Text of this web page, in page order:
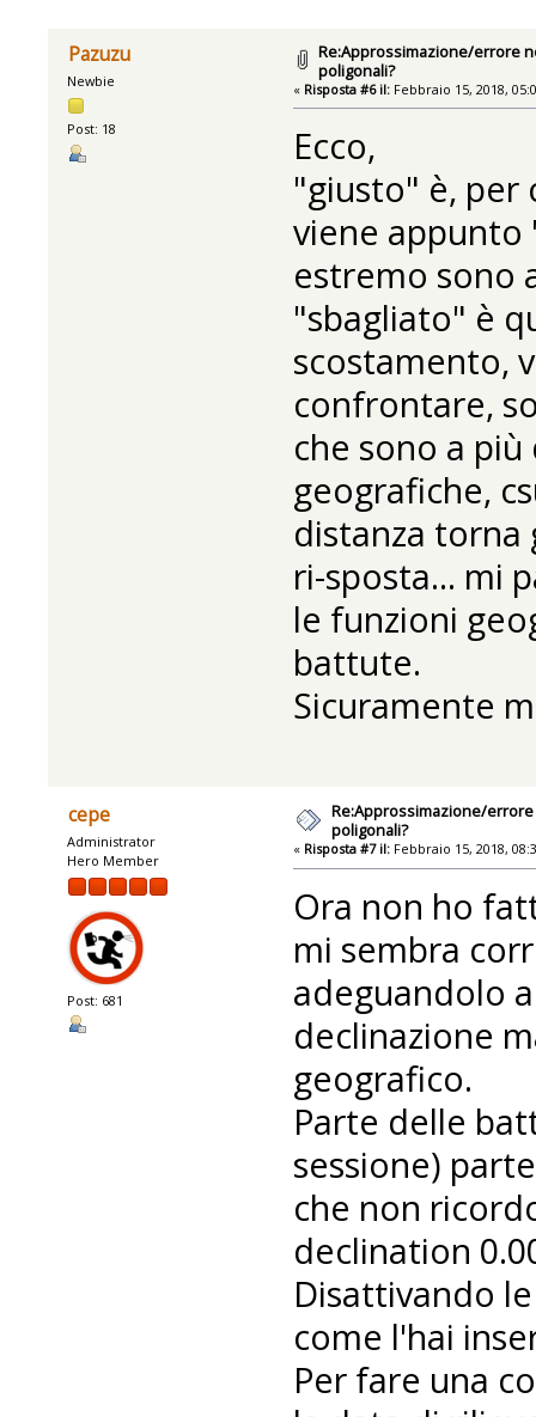
Pazuzu
Newbie
Post: 18
Re:Approssimazione/errore
poligonali?
« Risposta #6 il:Febbraio 15, 2018,
Ecco,
"giusto" è, per
viene appunto
estremo sono
"sbagliato" è
scostamento,
confrontare,
che sono a
geografiche,
distanza torna
ri-sposta... mi
le funzioni
battute.
Sicuramente
cepe
Administrator
Hero Member
Post: 681
Re:Approssimazione/
poligonali?
« Risposta #7 il:Febbraio 15, 2018,
Ora non ho
mi sembra
adeguandolo
declinazione
geografico.
Parte delle
sessione)
che non
declination
Disattivando
come l'hai
Per fare una